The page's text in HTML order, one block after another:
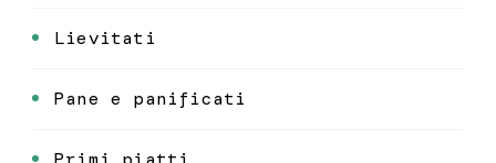
Lievitati
Pane e panificati